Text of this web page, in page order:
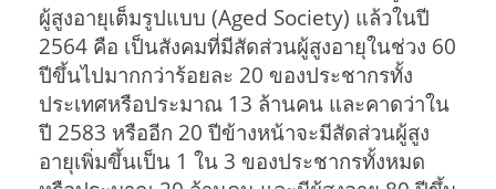
ผู้สูงอายุเต็มรูปแบบ (Aged Society) แล้วในปี
2564 คือ เป็นสังคมที่มีสัดส่วนผู้สูงอายุในช่วง 60
ปีขึ้นไปมากกว่าร้อยละ 20 ของประชากรทั้ง
ประเทศหรือประมาณ 13 ล้านคน และคาดว่าใน
ปี 2583 หรืออีก 20 ปีข้างหน้าจะมีสัดส่วนผู้สูง
อายุเพิ่มขึ้นเป็น 1 ใน 3 ของประชากรทั้งหมด